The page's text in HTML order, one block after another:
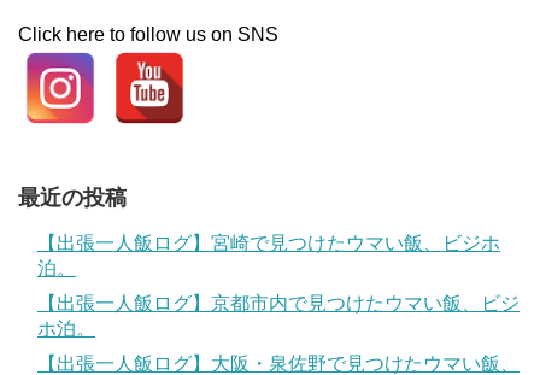
Click here to follow us on SNS
最近の投稿
【出張一人飯ログ】宮崎で見つけたウマい飯、ビジホ
泊。
【出張一人飯ログ】京都市内で見つけたウマい飯、ビジ
ホ泊。
【出張一人飯ログ】大阪・泉佐野で見つけたウマい飯、